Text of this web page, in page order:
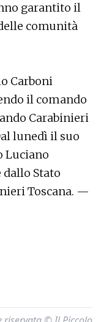
garantito il
comunità
Carboni
il comando
Carabinieri
lunedì il suo
Luciano
Stato
Toscana. —